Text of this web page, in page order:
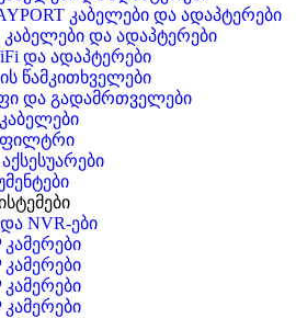
კაბელები და ადაპტერები
და ადაპტერები
და ადაპტერები
წამკითხველები
და გადამრთველები
ფილტრი
აქსესუარები
NVR-ები
კამერები
კამერები
კამერები
კამერები